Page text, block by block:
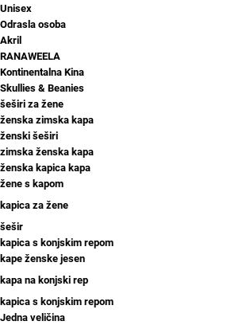
Unisex
Odrasla osoba
Akril
RANAWEELA
Kontinentalna Kina
Skullies & Beanies
šeširi za žene
ženska zimska kapa
ženski šeširi
zimska ženska kapa
ženska kapica kapa
žene s kapom
kapica za žene
šešir
kapica s konjskim repom
kape ženske jesen
kapa na konjski rep
kapica s konjskim repom
Jedna veličina